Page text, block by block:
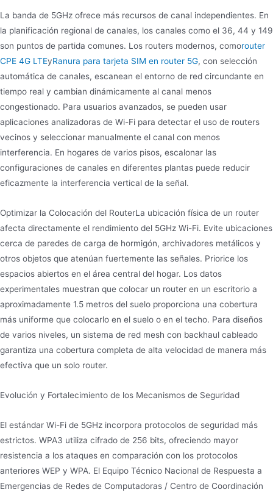
La banda de 5GHz ofrece más recursos de canal independientes. En
la planificación regional de canales, los canales como el 36, 44 y 149
son puntos de partida comunes. Los routers modernos, comorouter
CPE 4G LTEyRanura para tarjeta SIM en router 5G, con selección
automática de canales, escanean el entorno de red circundante en
tiempo real y cambian dinámicamente al canal menos
congestionado. Para usuarios avanzados, se pueden usar
aplicaciones analizadoras de Wi-Fi para detectar el uso de routers
vecinos y seleccionar manualmente el canal con menos
interferencia. En hogares de varios pisos, escalonar las
configuraciones de canales en diferentes plantas puede reducir
eficazmente la interferencia vertical de la señal.
Optimizar la Colocación del RouterLa ubicación física de un router
afecta directamente el rendimiento del 5GHz Wi-Fi. Evite ubicaciones
cerca de paredes de carga de hormigón, archivadores metálicos y
otros objetos que atenúan fuertemente las señales. Priorice los
espacios abiertos en el área central del hogar. Los datos
experimentales muestran que colocar un router en un escritorio a
aproximadamente 1.5 metros del suelo proporciona una cobertura
más uniforme que colocarlo en el suelo o en el techo. Para diseños
de varios niveles, un sistema de red mesh con backhaul cableado
garantiza una cobertura completa de alta velocidad de manera más
efectiva que un solo router.
Evolución y Fortalecimiento de los Mecanismos de Seguridad
El estándar Wi-Fi de 5GHz incorpora protocolos de seguridad más
estrictos. WPA3 utiliza cifrado de 256 bits, ofreciendo mayor
resistencia a los ataques en comparación con los protocolos
anteriores WEP y WPA. El Equipo Técnico Nacional de Respuesta a
Emergencias de Redes de Computadoras / Centro de Coordinación